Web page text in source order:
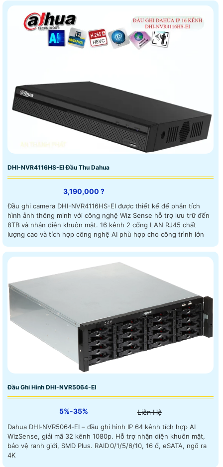
DHI-NVR4116HS-EI Đầu Thu Dahua
3,190,000 ?
Đầu ghi camera DHI-NVR4116HS-EI được thiết kế để phân tích
hình ảnh thông minh với công nghệ Wiz Sense hỗ trợ lưu trữ đến
8TB và nhận diện khuôn mặt. 16 kênh 2 cổng LAN RJ45 chất
lượng cao và tích hợp công nghệ AI phù hợp cho công trình lớn
Đầu Ghi Hình DHI-NVR5064-EI
5%-35% Liên Hệ
Dahua DHI‑NVR5064‑EI – đầu ghi hình IP 64 kênh tích hợp AI
WizSense, giải mã 32 kênh 1080p. Hỗ trợ nhận diện khuôn mặt,
bảo vệ ranh giới, SMD Plus. RAID 0/1/5/6/10, 16 ổ, eSATA, ngõ ra
4K